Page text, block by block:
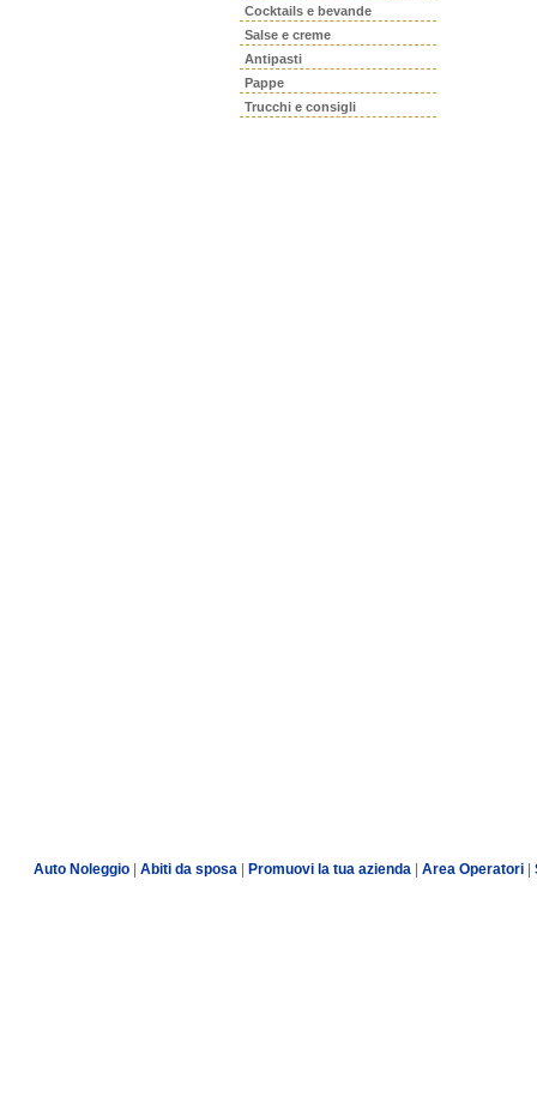
Cocktails e bevande
Salse e creme
Antipasti
Pappe
Trucchi e consigli
Auto Noleggio Abiti da sposa Promuovi la tua azienda Area Operatori